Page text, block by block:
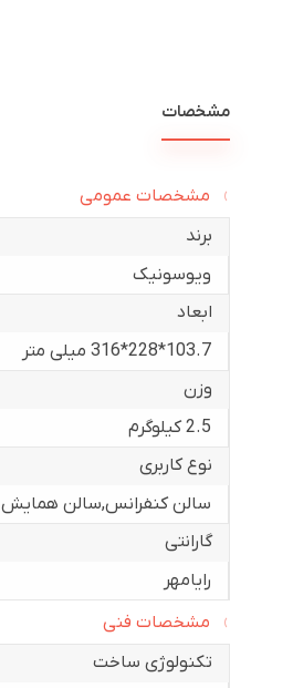
مشخصات
مشخصات عمومی
برند
ویوسونیک
ابعاد
103.7*228*316 میلی متر
وزن
2.5 کیلوگرم
نوع کاربری
سالن کنفرانس,سالن همایش
گارانتی
رایامهر
مشخصات فنی
تکنولوژی ساخت